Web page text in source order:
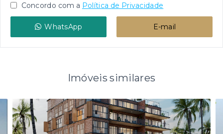
Concordo com a Política de Privacidade
WhatsApp E-mail
Imóveis similares